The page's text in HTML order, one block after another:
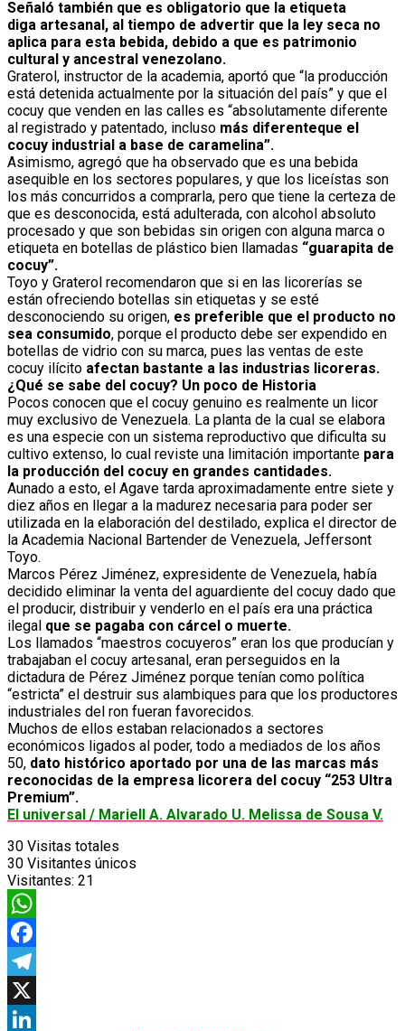
Señaló también que es obligatorio que la etiqueta
diga artesanal, al tiempo de advertir que la ley seca no
aplica para esta bebida, debido a que es patrimonio
cultural y ancestral venezolano.
Graterol, instructor de la academia, aportó que “la producción
está detenida actualmente por la situación del país” y que el
cocuy que venden en las calles es “absolutamente diferente
al registrado y patentado, incluso más diferenteque el
cocuy industrial a base de caramelina”.
Asimismo, agregó que ha observado que es una bebida
asequible en los sectores populares, y que los liceístas son
los más concurridos a comprarla, pero que tiene la certeza de
que es desconocida, está adulterada, con alcohol absoluto
procesado y que son bebidas sin origen con alguna marca o
etiqueta en botellas de plástico bien llamadas “guarapita de
cocuy”.
Toyo y Graterol recomendaron que si en las licorerías se
están ofreciendo botellas sin etiquetas y se esté
desconociendo su origen, es preferible que el producto no
sea consumido, porque el producto debe ser expendido en
botellas de vidrio con su marca, pues las ventas de este
cocuy ilícito afectan bastante a las industrias licoreras.
¿Qué se sabe del cocuy? Un poco de Historia
Pocos conocen que el cocuy genuino es realmente un licor
muy exclusivo de Venezuela. La planta de la cual se elabora
es una especie con un sistema reproductivo que dificulta su
cultivo extenso, lo cual reviste una limitación importante para
la producción del cocuy en grandes cantidades.
Aunado a esto, el Agave tarda aproximadamente entre siete y
diez años en llegar a la madurez necesaria para poder ser
utilizada en la elaboración del destilado, explica el director de
la Academia Nacional Bartender de Venezuela, Jeffersont
Toyo.
Marcos Pérez Jiménez, expresidente de Venezuela, había
decidido eliminar la venta del aguardiente del cocuy dado que
el producir, distribuir y venderlo en el país era una práctica
ilegal que se pagaba con cárcel o muerte.
Los llamados “maestros cocuyeros” eran los que producían y
trabajaban el cocuy artesanal, eran perseguidos en la
dictadura de Pérez Jiménez porque tenían como política
“estricta” el destruir sus alambiques para que los productores
industriales del ron fueran favorecidos.
Muchos de ellos estaban relacionados a sectores
económicos ligados al poder, todo a mediados de los años
50, dato histórico aportado por una de las marcas más
reconocidas de la empresa licorera del cocuy “253 Ultra
Premium”.
El universal / Mariell A. Alvarado U. Melissa de Sousa V.
30 Visitas totales
30 Visitantes únicos
Visitantes: 21
WhatsApp
Facebook
Telegram
X